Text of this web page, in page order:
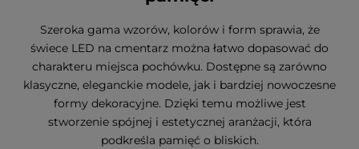
Szeroka gama wzorów, kolorów i form sprawia, że
świece LED na cmentarz można łatwo dopasować do
charakteru miejsca pochówku. Dostępne są zarówno
klasyczne, eleganckie modele, jak i bardziej nowoczesne
formy dekoracyjne. Dzięki temu możliwe jest
stworzenie spójnej i estetycznej aranżacji, która
podkreśla pamięć o bliskich.